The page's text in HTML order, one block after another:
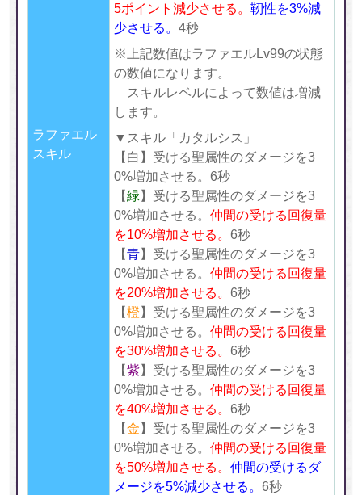
ラファエル
スキル
5ポイント減少させる。 靭性を3%減
少させる。 4秒
※上記数値はラファエルLv99の状態
の数値になります。
スキルレベルによって数値は増減
します。
▼スキル「カタルシス」
【白】受ける聖属性のダメージを3
0%増加させる。6秒
【緑 】受ける聖属性のダメージを3
0%増加させる。 仲間の受ける回復量
を10%増加させる。 6秒
【青】受ける聖属性のダメージを3
0%増加させる。 仲間の受ける回復量
を20%増加させる。 6秒
【橙】受ける聖属性のダメージを3
0%増加させる。 仲間の受ける回復量
を30%増加させる。 6秒
【紫】受ける聖属性のダメージを3
0%増加させる。 仲間の受ける回復量
を40%増加させる。 6秒
【金 】受ける聖属性のダメージを3
0%増加させる。 仲間の受ける回復量
を50%増加させる。 仲間の受けるダ
メージを5%減少させる。 6秒